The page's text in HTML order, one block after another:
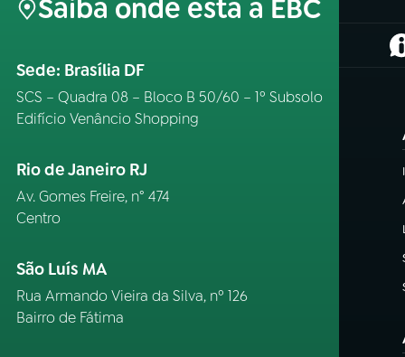
Saiba onde está a EBC
Sede: Brasília DF
SCS – Quadra 08 – Bloco B 50/60 – 1º Subsolo
Edifício Venâncio Shopping
Rio de Janeiro RJ
Av. Gomes Freire, n° 474
Centro
São Luís MA
Rua Armando Vieira da Silva, nº 126
Bairro de Fátima